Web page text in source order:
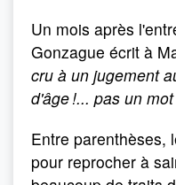
Un mois après
Gonzague écrit à
cru à un jugement
d'âge !... pas un
Entre parenthèses,
pour reprocher à